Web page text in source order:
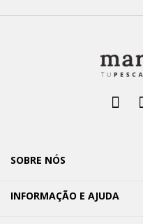
SOBRE NÓS
INFORMAÇÃO E AJUDA